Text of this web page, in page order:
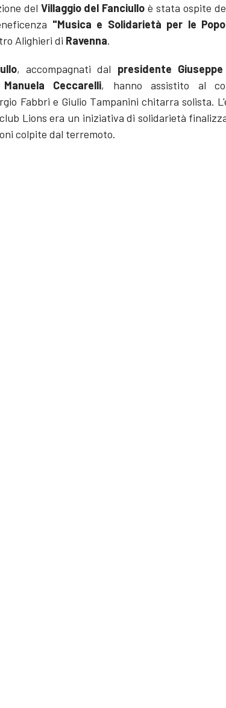
del Villaggio del Fanciullo è stata ospite
"Musica e Solidarietà per le
Alighieri di Ravenna.
, accompagnati dal presidente
Ceccarelli, hanno assistito al
Fabbri e Giulio Tampanini chitarra solista.
Lions era un iniziativa di solidarietà
colpite dal terremoto.